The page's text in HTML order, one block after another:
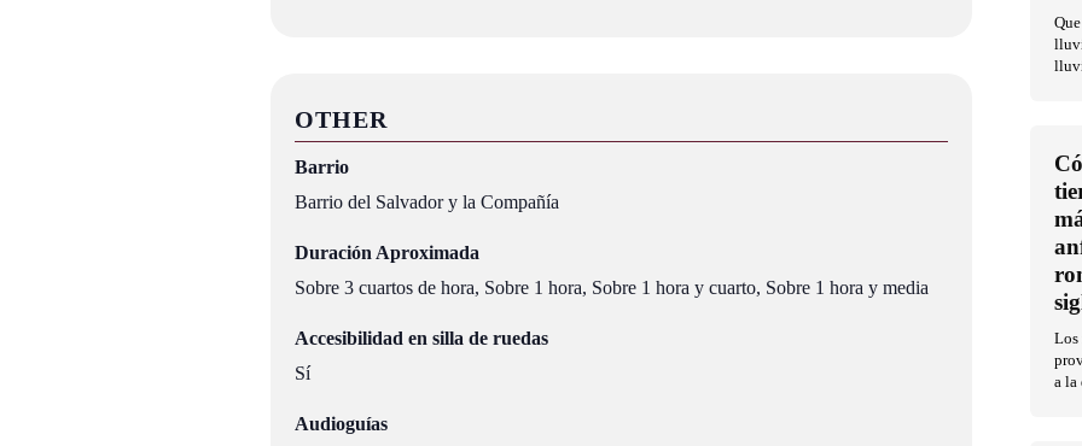
OTHER
Barrio
Barrio del Salvador y la Compañía
Duración Aproximada
Sobre 3 cuartos de hora, Sobre 1 hora, Sobre 1 hora y cuarto, Sobre 1 hora y media
Accesibilidad en silla de ruedas
Sí
Audioguías
Los
a la